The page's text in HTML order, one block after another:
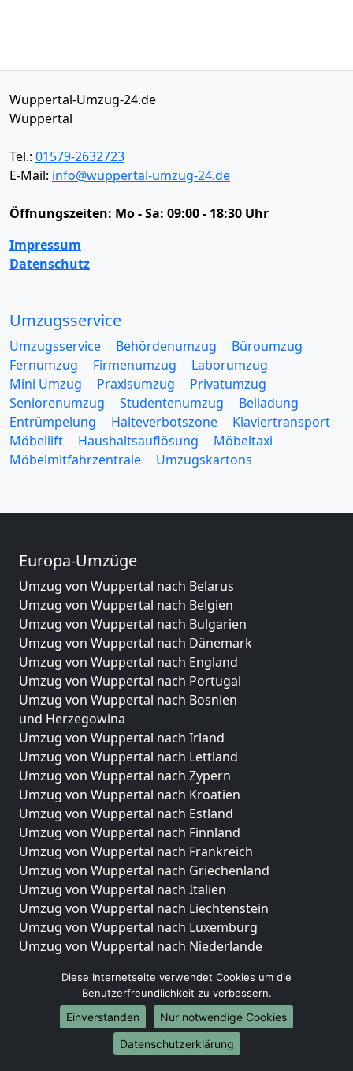
Wuppertal-Umzug-24.de
Wuppertal
Tel.: 01579-2632723
E-Mail: info@wuppertal-umzug-24.de
Öffnungszeiten: Mo - Sa: 09:00 - 18:30 Uhr
Impressum
Datenschutz
Umzugsservice
Umzugsservice Behördenumzug
Büroumzug
Fernumzug
Firmenumzug
Laborumzug
Mini Umzug
Praxisumzug
Privatumzug
Seniorenumzug
Studentenumzug
Beiladung
Entrümpelung
Halteverbotszone
Klaviertransport
Möbellift
Haushaltsauflösung
Möbeltaxi
Möbelmitfahrzentrale
Umzugskartons
Europa-Umzüge
Umzug von Wuppertal nach Belarus
Umzug von Wuppertal nach Belgien
Umzug von Wuppertal nach Bulgarien
Umzug von Wuppertal nach Dänemark
Umzug von Wuppertal nach England
Umzug von Wuppertal nach Portugal
Umzug von Wuppertal nach Bosnien
und Herzegowina
Umzug von Wuppertal nach Irland
Umzug von Wuppertal nach Lettland
Umzug von Wuppertal nach Zypern
Umzug von Wuppertal nach Kroatien
Umzug von Wuppertal nach Estland
Umzug von Wuppertal nach Finnland
Umzug von Wuppertal nach Frankreich
Umzug von Wuppertal nach Griechenland
Umzug von Wuppertal nach Italien
Umzug von Wuppertal nach Liechtenstein
Umzug von Wuppertal nach Luxemburg
Umzug von Wuppertal nach Niederlande
Umzüge-Deutschlandweit
Umzug von Wuppertal nach Berlin
Umzug von Wuppertal nach Hamburg
Umzug von Wuppertal nach München
Diese Internetseite verwendet Cookies um die
Benutzerfreundlichkeit zu verbessern.
Einverstanden
Nur notwendige Cookies
Datenschutzerklärung